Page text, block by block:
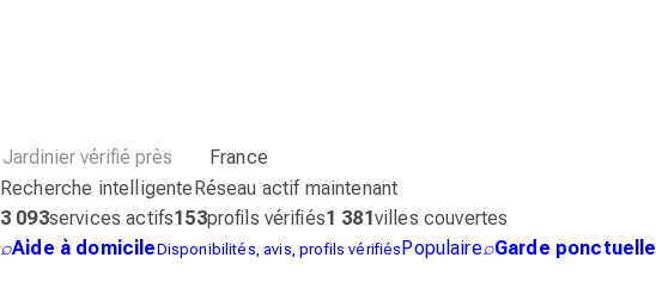
France
Recherche intelligenteRéseau actif maintenant
3 093services actifs153profils vérifiés1 381villes couvertes
⌕Aide à domicileDisponibilités, avis, profils vérifiésPopulaire⌕Garde ponctuelle